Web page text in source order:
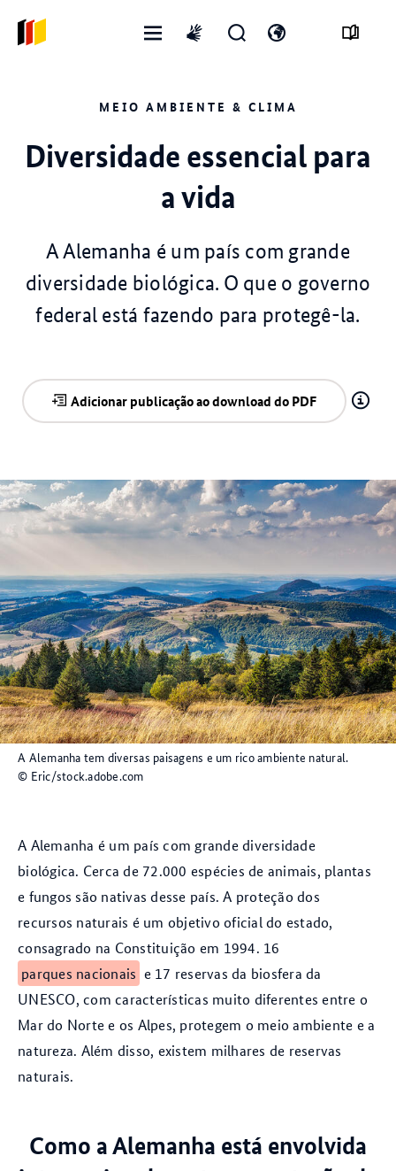
pesquisade
MEIO AMBIENTE & CLIMA
Diversidade essencial para
a vida
A Alemanha é um país com grande
diversidade biológica. O que o governo
federal está fazendo para protegê-la.
Adicionar publicação ao download do PDF
A Alemanha tem diversas paisagens e um rico ambiente natural.
© Eric/stock.adobe.com
A Alemanha é um país com grande diversidade
biológica. Cerca de 72.000 espécies de animais, plantas
e fungos são nativas desse país. A proteção dos
recursos naturais é um objetivo oficial do estado,
consagrado na Constituição em 1994. 16
parques nacionais e 17 reservas da biosfera da
UNESCO, com características muito diferentes entre o
Mar do Norte e os Alpes, protegem o meio ambiente e a
natureza. Além disso, existem milhares de reservas
naturais.
Como a Alemanha está envolvida